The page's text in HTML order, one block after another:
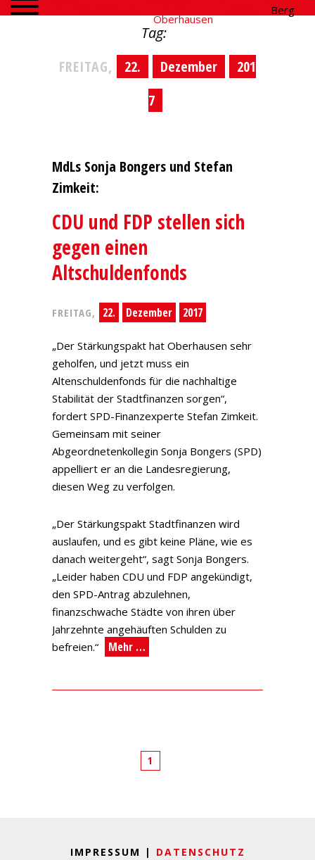
Oberhausen
Berg
Tag:
FREITAG,
22. Dezember
201
7
MdLs Sonja Bongers und Stefan
Zimkeit:
CDU und FDP stellen sich
gegen einen
Altschuldenfonds
FREITAG, 22. Dezember 2017
„Der Stärkungspakt hat Oberhausen sehr
geholfen, und jetzt muss ein
Altenschuldenfonds für die nachhaltige
Stabilität der Stadtfinanzen sorgen“,
fordert SPD-Finanzexperte Stefan Zimkeit.
Gemeinsam mit seiner
Abgeordnetenkollegin Sonja Bongers (SPD)
appelliert er an die Landesregierung,
diesen Weg zu verfolgen.
„Der Stärkungspakt Stadtfinanzen wird
auslaufen, und es gibt keine Pläne, wie es
danach weitergeht“, sagt Sonja Bongers.
„Leider haben CDU und FDP angekündigt,
den SPD-Antrag abzulehnen,
finanzschwache Städte von ihren über
Jahrzehnte angehäuften Schulden zu
befreien.“
Mehr …
1
IMPRESSUM | DATENSCHUTZ